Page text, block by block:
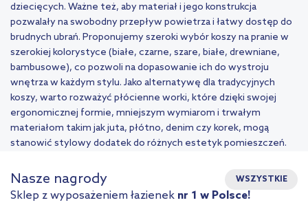
dziecięcych. Ważne też, aby materiał i jego konstrukcja
pozwalały na swobodny przepływ powietrza i łatwy dostęp do
brudnych ubrań. Proponujemy szeroki wybór koszy na pranie w
szerokiej kolorystyce (białe, czarne, szare, białe, drewniane,
bambusowe), co pozwoli na dopasowanie ich do wystroju
wnętrza w każdym stylu. Jako alternatywę dla tradycyjnych
koszy, warto rozważyć płócienne worki, które dzięki swojej
ergonomicznej formie, mniejszym wymiarom i trwałym
materiałom takim jak juta, płótno, denim czy korek, mogą
stanowić stylowy dodatek do różnych estetyk pomieszczeń.
Nasze nagrody WSZYSTKIE
Sklep z wyposażeniem łazienek nr 1 w Polsce!